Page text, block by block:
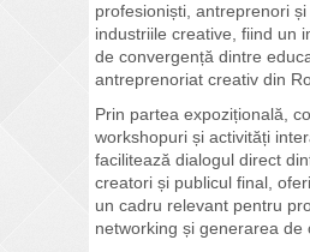
profesioniști, antreprenori
industriile creative, fiind un
de convergență dintre
antreprenoriat creativ din
Prin partea expozițională,
workshopuri și activități
facilitează dialogul direct
creatori și publicul final,
un cadru relevant pentru
networking și generarea de